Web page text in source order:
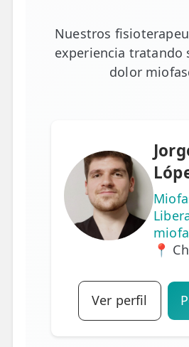
Nuestros
experiencia tratando
dolor
📍
Ver perfil